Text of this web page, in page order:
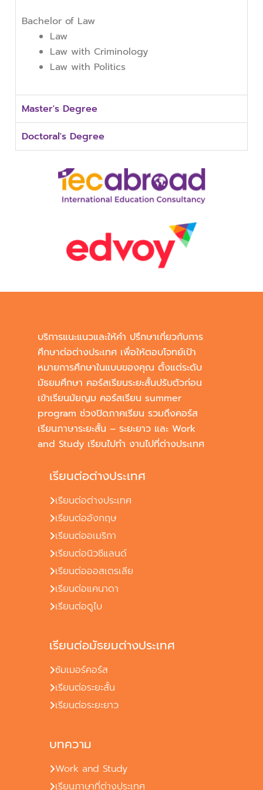
Bachelor of Law
Law
Law with Criminology
Law with Politics
Master's Degree
Doctoral's Degree
บริการแนะแนวและให้คำ ปรึกษาเกี่ยวกับการ
ศึกษาต่อต่างประเทศ เพื่อให้ตอบโจทย์เป้า
หมายการศึกษาในแบบของคุณ ตั้งแต่ระดับ
มัธยมศึกษา คอร์สเรียนระยะสั้นปรับตัวก่อน
เข้าเรียนมัยญม คอร์สเรียน summer
program ช่วงปิดภาคเรียน รวมถึงคอร์ส
เรียนภาษาระยะสั้น – ระยะยาว และ Work
and Study เรียนไปทำ งานไปที่ต่างประเทศ
เรียนต่อต่างประเทศ
เรียนต่อต่างประเทศ
เรียนต่ออังกฤษ
เรียนต่ออเมริกา
เรียนต่อนิวซีแลนด์
เรียนต่อออสเตรเลีย
เรียนต่อแคนาดา
เรียนต่อดูไบ
เรียนต่อมัธยมต่างประเทศ
ซัมเมอร์คอร์ส
เรียนต่อระยะสั้น
เรียนต่อระยะยาว
บทความ
Work and Study
เรียนภาษาที่ต่างประเทศ